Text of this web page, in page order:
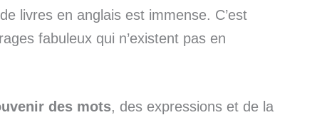
livres en anglais est immense. C’est
fabuleux qui n’existent pas en
des mots, des expressions et de la